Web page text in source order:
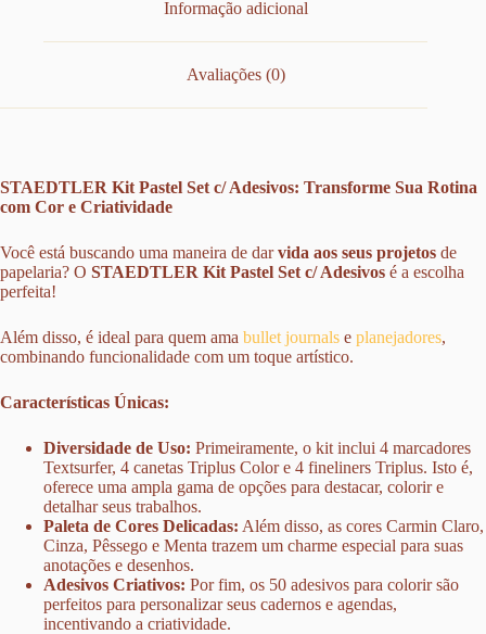
Informação adicional
Avaliações (0)
STAEDTLER Kit Pastel Set c/ Adesivos: Transforme Sua Rotina
com Cor e Criatividade
Você está buscando uma maneira de darvida aos seus projetos de
papelaria? O STAEDTLER Kit Pastel Set c/ Adesivos é a escolha
perfeita!
Além disso, é ideal para quem ama bullet journals e planejadores,
combinando funcionalidade com um toque artístico.
Características Únicas:
Diversidade de Uso: Primeiramente, o kit inclui 4 marcadores
Textsurfer, 4 canetas Triplus Color e 4 fineliners Triplus. Isto é,
oferece uma ampla gama de opções para destacar, colorir e
detalhar seus trabalhos.
Paleta de Cores Delicadas: Além disso, as cores Carmin Claro,
Cinza, Pêssego e Menta trazem um charme especial para suas
anotações e desenhos.
Adesivos Criativos: Por fim, os 50 adesivos para colorir são
perfeitos para personalizar seus cadernos e agendas,
incentivando a criatividade.